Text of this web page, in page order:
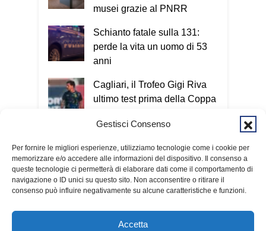
Gestisci Consenso
Per fornire le migliori esperienze, utilizziamo tecnologie come i cookie per
memorizzare e/o accedere alle informazioni del dispositivo. Il consenso a
queste tecnologie ci permetterà di elaborare dati come il comportamento di
navigazione o ID unici su questo sito. Non acconsentire o ritirare il
consenso può influire negativamente su alcune caratteristiche e funzioni.
Accetta
musei grazie al PNRR
Schianto fatale sulla 131:
perde la vita un uomo di 53
anni
Cagliari, il Trofeo Gigi Riva
ultimo test prima della Coppa
Baturi ai giovani del Campo
internazionale Caritas